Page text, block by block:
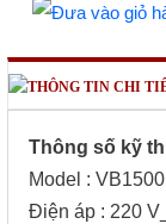
Thông số kỹ
Model :
Điện áp : 220